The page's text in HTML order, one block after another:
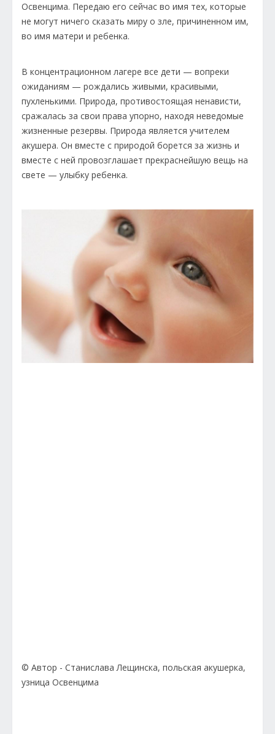
Освенцима. Передаю его сейчас во имя тех, которые
не могут ничего сказать миру о зле, причиненном им,
во имя матери и ребенка.
В концентрационном лагере все дети — вопреки
ожиданиям — рождались живыми, красивыми,
пухленькими. Природа, противостоящая ненависти,
сражалась за свои права упорно, находя неведомые
жизненные резервы. Природа является учителем
акушера. Он вместе с природой борется за жизнь и
вместе с ней провозглашает прекраснейшую вещь на
свете — улыбку ребенка.
© Автор - Станислава Лещинска, польская акушерка,
узница Освенцима